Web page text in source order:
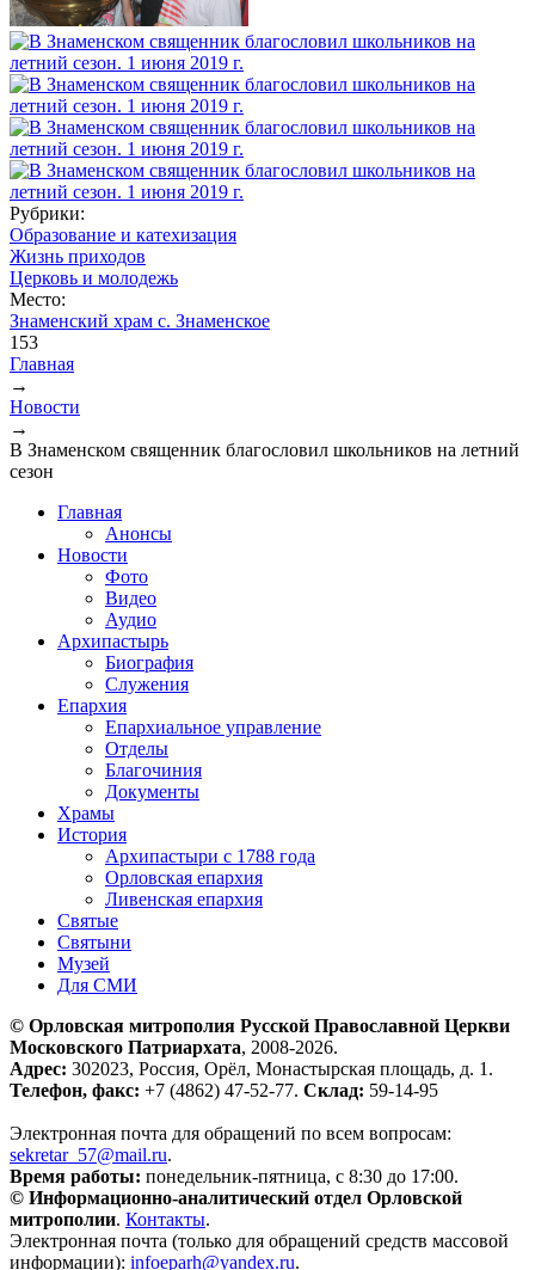
Рубрики:
Образование и катехизация
Жизнь приходов
Церковь и молодежь
Место:
Знаменский храм с. Знаменское
153
Вы здесь
Главная
→
Новости
→
В Знаменском священник благословил школьников на летний
сезон
Главная
Анонсы
Новости
Фото
Видео
Аудио
Архипастырь
Биография
Служения
Епархия
Епархиальное управление
Отделы
Благочиния
Документы
Храмы
История
Архипастыри с 1788 года
Орловская епархия
Ливенская епархия
Святые
Святыни
Музей
Для СМИ
© Орловская митрополия Русской Православной Церкви
Московского Патриархата, 2008-2026.
Адрес: 302023, Россия, Орёл, Монастырская площадь, д. 1.
Телефон, факс: +7 (4862) 47-52-77. Склад: 59-14-95
Электронная почта для обращений по всем вопросам:
sekretar_57@mail.ru.
Время работы: понедельник-пятница, с 8:30 до 17:00.
© Информационно-аналитический отдел Орловской
митрополии. Контакты.
Электронная почта (только для обращений средств массовой
информации): infoeparh@yandex.ru.